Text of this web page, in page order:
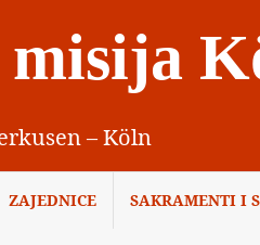
– Köln
ZAJEDNICE SAKRAMENTI I